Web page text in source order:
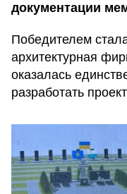
документации
Победителем
архитектурная
оказалась
разработать